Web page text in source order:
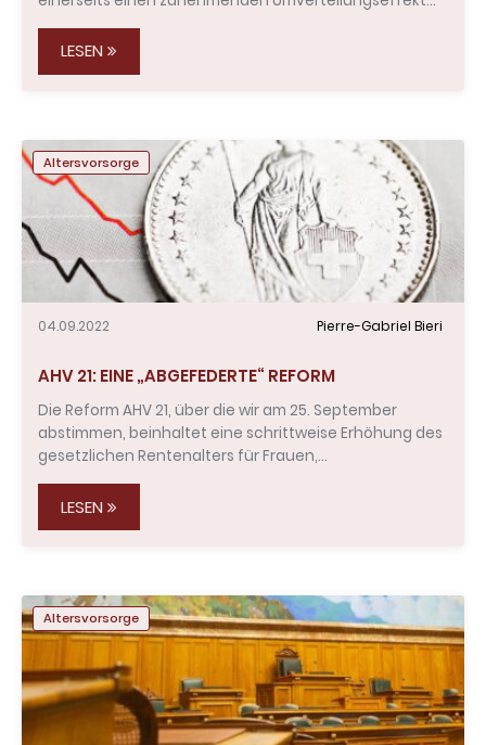
LESEN
Altersvorsorge
04.09.2022 Pierre-Gabriel Bieri
AHV 21: EINE „ABGEFEDERTE“ REFORM
Die Reform AHV 21, über die wir am 25. September
abstimmen, beinhaltet eine schrittweise Erhöhung des
gesetzlichen Rentenalters für Frauen,…
LESEN
Altersvorsorge